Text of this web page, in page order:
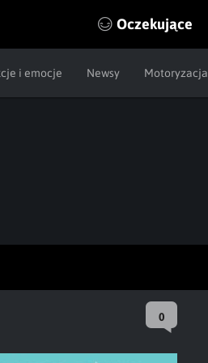
Oczekujące
i emocje Newsy Motoryzacja
0